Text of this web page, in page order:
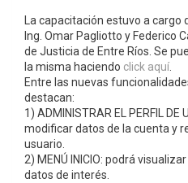
La capacitación estuvo a cargo
Ing. Omar Pagliotto y Federico
de Justicia de Entre Ríos. Se
la misma haciendo click aquí
Entre las nuevas
destacan:
1) ADMINISTRAR EL PERFIL DE
modificar datos de la cuenta y
usuario.
2) MENÚ INICIO: podrá
datos de interés.